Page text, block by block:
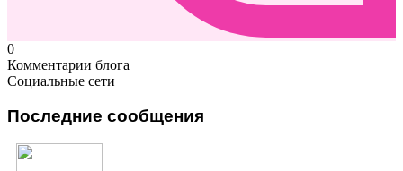
0
Комментарии блога
Социальные сети
Последние сообщения